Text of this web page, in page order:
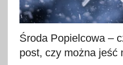
2
0
2
Środa Popielcowa –
post, czy można jeść